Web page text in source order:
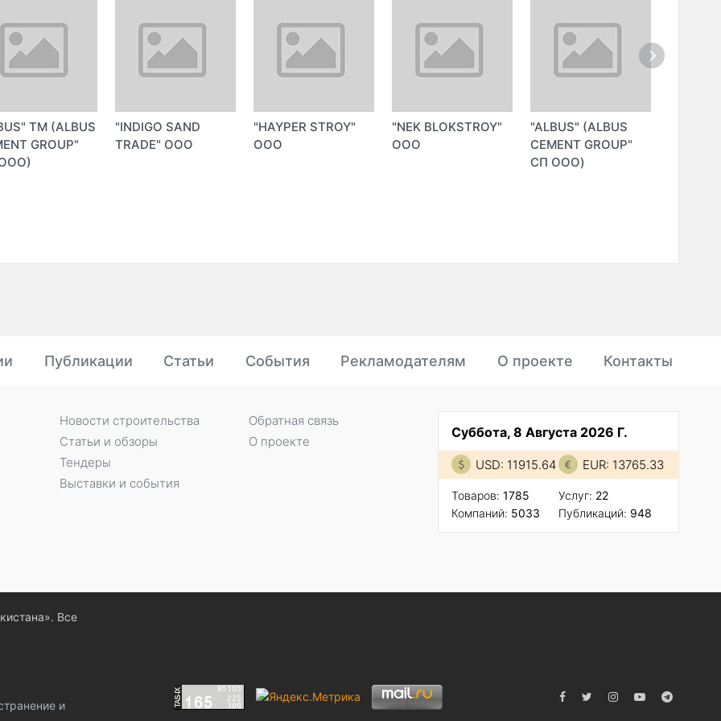
ТМ (ALBUS
GROUP"
"INDIGO SAND
TRADE" ООО
"HAYPER STROY"
ООО
"NEK BLOKSTROY"
ООО
"ALBUS" (ALBUS
CEMENT GROUP"
СП ООО)
Публикации Статьи События Рекламодателям О проекте Контакты
Суббота, 8 Августа 2026 Г.
USD: 11915.64 EUR: 13765.33
Товаров: 1785
Компаний: 5033
Услуг: 22
Публикаций: 948
Новости строительства
Статьи и обзоры
Тендеры
Выставки и события
Обратная связь
О проекте
Все
и